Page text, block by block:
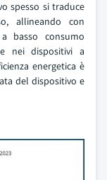
spesso si traduce
allineando con
basso consumo
nei dispositivi a
energetica è
del dispositivo e